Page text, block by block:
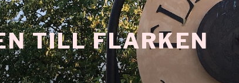
TILL FLARKEN